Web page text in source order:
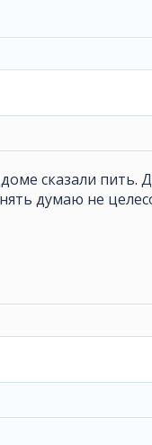
сказали
думаю не